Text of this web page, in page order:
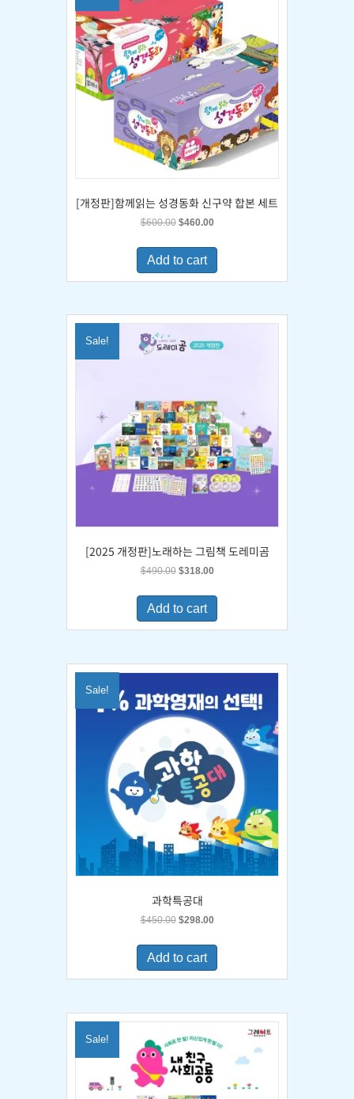
[개정판]함께읽는 성경동화 신구약 합본 세트
$600.00 Original
was:
$600.00.
$460.00Current
is:
Add to cart
Sale!
[2025 개정판]노래하는 그림책 도레미곰
$490.00 Original
was:
$490.00.
$318.00Current
is:
Add to cart
Sale!
과학특공대
$450.00 Original
was:
$450.00.
$298.00Current
is:
Add to cart
Sale!